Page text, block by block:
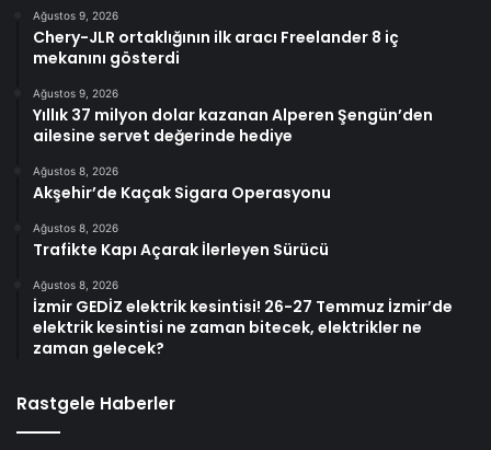
Ağustos 9, 2026
Chery-JLR ortaklığının ilk aracı Freelander 8 iç
mekanını gösterdi
Ağustos 9, 2026
Yıllık 37 milyon dolar kazanan Alperen Şengün’den
ailesine servet değerinde hediye
Ağustos 8, 2026
Akşehir’de Kaçak Sigara Operasyonu
Ağustos 8, 2026
Trafikte Kapı Açarak İlerleyen Sürücü
Ağustos 8, 2026
İzmir GEDİZ elektrik kesintisi! 26-27 Temmuz İzmir’de
elektrik kesintisi ne zaman bitecek, elektrikler ne
zaman gelecek?
Rastgele Haberler